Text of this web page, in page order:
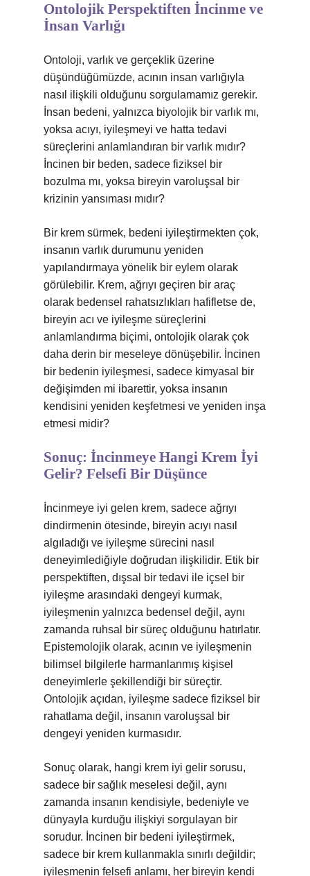
Ontolojik Perspektiften İncinme ve
İnsan Varlığı
Ontoloji, varlık ve gerçeklik üzerine
düşündüğümüzde, acının insan varlığıyla
nasıl ilişkili olduğunu sorgulamamız gerekir.
İnsan bedeni, yalnızca biyolojik bir varlık mı,
yoksa acıyı, iyileşmeyi ve hatta tedavi
süreçlerini anlamlandıran bir varlık mıdır?
İncinen bir beden, sadece fiziksel bir
bozulma mı, yoksa bireyin varoluşsal bir
krizinin yansıması mıdır?
Bir krem sürmek, bedeni iyileştirmekten çok,
insanın varlık durumunu yeniden
yapılandırmaya yönelik bir eylem olarak
görülebilir. Krem, ağrıyı geçiren bir araç
olarak bedensel rahatsızlıkları hafifletse de,
bireyin acı ve iyileşme süreçlerini
anlamlandırma biçimi, ontolojik olarak çok
daha derin bir meseleye dönüşebilir. İncinen
bir bedenin iyileşmesi, sadece kimyasal bir
değişimden mi ibarettir, yoksa insanın
kendisini yeniden keşfetmesi ve yeniden inşa
etmesi midir?
Sonuç: İncinmeye Hangi Krem İyi
Gelir? Felsefi Bir Düşünce
İncinmeye iyi gelen krem, sadece ağrıyı
dindirmenin ötesinde, bireyin acıyı nasıl
algıladığı ve iyileşme sürecini nasıl
deneyimlediğiyle doğrudan ilişkilidir. Etik bir
perspektiften, dışsal bir tedavi ile içsel bir
iyileşme arasındaki dengeyi kurmak,
iyileşmenin yalnızca bedensel değil, aynı
zamanda ruhsal bir süreç olduğunu hatırlatır.
Epistemolojik olarak, acının ve iyileşmenin
bilimsel bilgilerle harmanlanmış kişisel
deneyimlerle şekillendiği bir süreçtir.
Ontolojik açıdan, iyileşme sadece fiziksel bir
rahatlama değil, insanın varoluşsal bir
dengeyi yeniden kurmasıdır.
Sonuç olarak, hangi krem iyi gelir sorusu,
sadece bir sağlık meselesi değil, aynı
zamanda insanın kendisiyle, bedeniyle ve
dünyayla kurduğu ilişkiyi sorgulayan bir
sorudur. İncinen bir bedeni iyileştirmek,
sadece bir krem kullanmakla sınırlı değildir;
iyileşmenin felsefi anlamı, her bireyin kendi